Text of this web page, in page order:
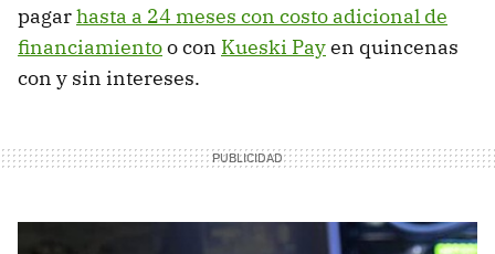
pagarhasta a 24 meses con costo adicional de
financiamientoo con Kueski Payen quincenas
con y sin intereses.